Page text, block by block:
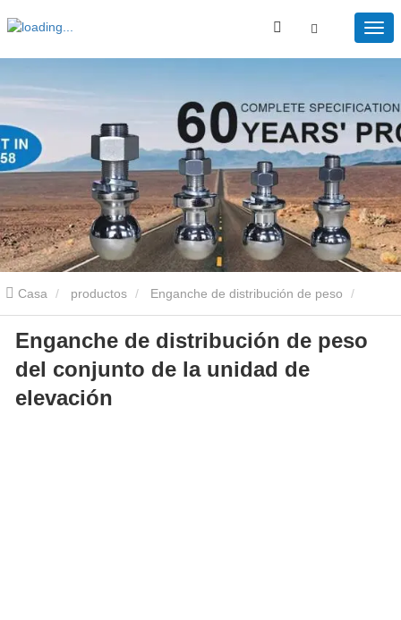
Casa productos Enganche de distribución de peso
Enganche de distribución de peso del conjunto de la unidad de
elevación
Enganche de distribución de peso
del conjunto de la unidad de
elevación